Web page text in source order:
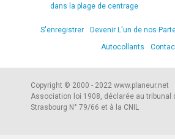
dans la plage de centrage
S'enregistrer Devenir L'un de nos
Autocollants
Copyright © 2000 - 2022 www.planeur.net
Association loi 1908, déclarée au tribunal
Strasbourg N° 79/66 et à la CNIL